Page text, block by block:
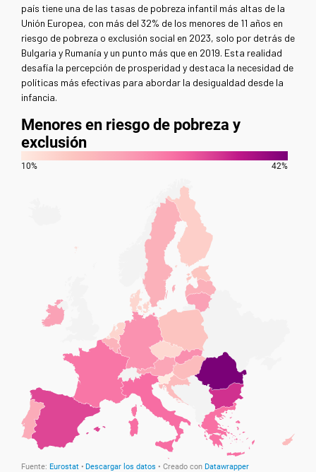
país tiene una de las tasas de pobreza infantil más altas de la
Unión Europea, con más del 32% de los menores de 11 años en
riesgo de pobreza o exclusión social en 2023, solo por detrás de
Bulgaria y Rumanía y un punto más que en 2019. Esta realidad
desafía la percepción de prosperidad y destaca la necesidad de
políticas más efectivas para abordar la desigualdad desde la
infancia.